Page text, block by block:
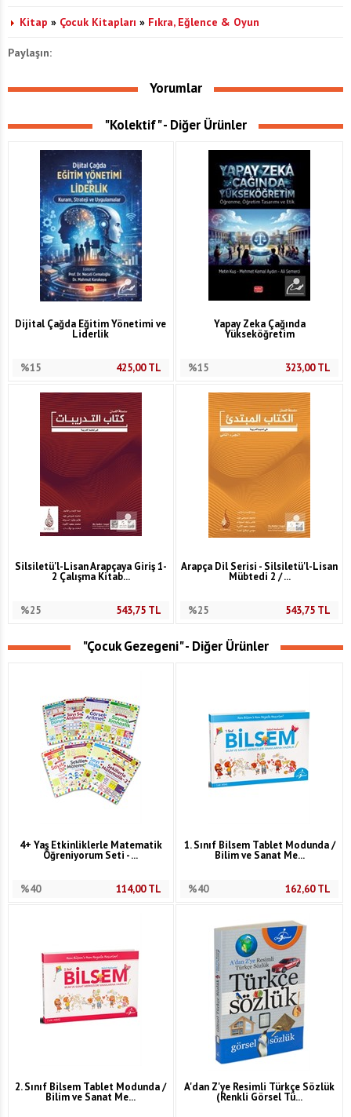
Kitap » Çocuk Kitapları » Fıkra, Eğlence & Oyun
Paylaşın:
Yorumlar
"Kolektif" - Diğer Ürünler
Dijital Çağda Eğitim Yönetimi ve
Liderlik
%15 425,00TL
Yapay Zeka Çağında
Yükseköğretim
%15 323,00TL
Silsiletü'l-Lisan Arapçaya Giriş 1-
2 Çalışma Kitab...
%25 543,75TL
Arapça Dil Serisi - Silsiletü'l-Lisan
Mübtedi 2 / ...
%25 543,75 TL
"Çocuk Gezegeni" - Diğer Ürünler
4+ Yaş Etkinliklerle Matematik
Öğreniyorum Seti - ...
%40 114,00TL
1. Sınıf Bilsem Tablet Modunda /
Bilim ve Sanat Me...
%40 162,60TL
2. Sınıf Bilsem Tablet Modunda /
Bilim ve Sanat Me...
A'dan Z'ye Resimli Türkçe Sözlük
(Renkli Görsel Tü...